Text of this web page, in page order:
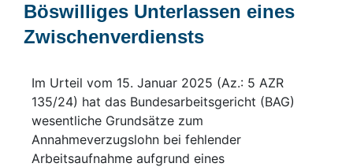
Böswilliges Unterlassen eines
Zwischenverdiensts
Im Urteil vom 15. Januar 2025 (Az.: 5 AZR
135/24) hat das Bundesarbeitsgericht (BAG)
wesentliche Grundsätze zum
Annahmeverzugslohn bei fehlender
Arbeitsaufnahme aufgrund eines